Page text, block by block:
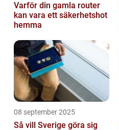
Varför din gamla router
kan vara ett säkerhetshot
hemma
08 september 2025
Så vill Sverige göra sig